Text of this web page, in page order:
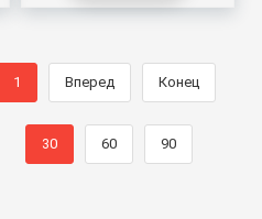
1 Вперед Конец
30 60 90